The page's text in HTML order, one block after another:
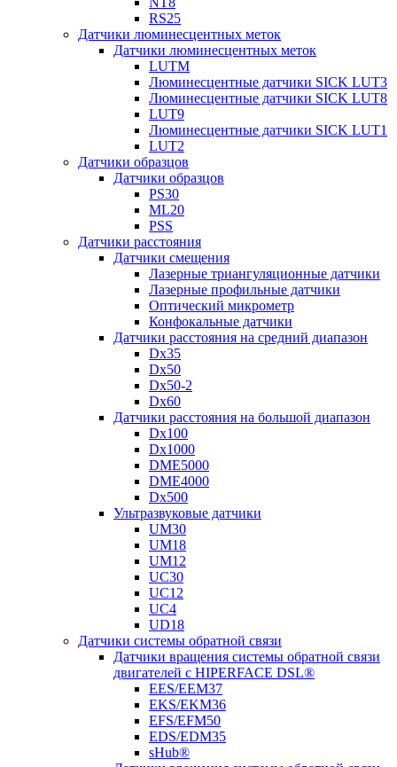
RS25
Датчики люминесцентных меток
Датчики люминесцентных меток
LUTM
Люминесцентные датчики SICK LUT3
Люминесцентные датчики SICK LUT8
LUT9
Люминесцентные датчики SICK LUT1
LUT2
Датчики образцов
Датчики образцов
PS30
ML20
PSS
Датчики расстояния
Датчики смещения
Лазерные триангуляционные датчики
Лазерные профильные датчики
Оптический микрометр
Конфокальные датчики
Датчики расстояния на средний диапазон
Dx35
Dx50
Dx50-2
Dx60
Датчики расстояния на большой диапазон
Dx100
Dx1000
DME5000
DME4000
Dx500
Ультразвуковые датчики
UM30
UM18
UM12
UC30
UC12
UC4
UD18
Датчики системы обратной связи
Датчики вращения системы обратной связи
двигателей с HIPERFACE DSL®
EES/EEM37
EKS/EKM36
EFS/EFM50
EDS/EDM35
sHub®